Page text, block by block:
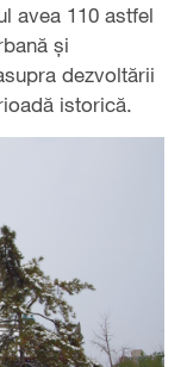
avea 110 astfel
și
dezvoltării
istorică.